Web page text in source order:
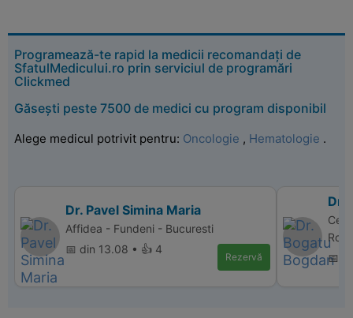
Programează-te rapid la medicii recomandați de
SfatulMedicului.ro prin serviciul de programări
Clickmed
Găsești peste 7500 de medici cu program disponibil
Alege medicul potrivit pentru: Oncologie , Hematologie .
Dr. Pavel Simina Maria
Affidea - Fundeni - Bucuresti
📅 din 13.08 • 👍 4
Rezervă
Dr.
📅